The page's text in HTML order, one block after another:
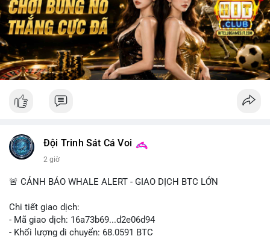
Đội Trinh Sát Cá Voi
2 giờ
🚨 CẢNH BÁO WHALE ALERT - GIAO DỊCH BTC LỚN
Chi tiết giao dịch:
- Mã giao dịch: 16a73b69...d2e06d94
- Khối lượng di chuyển: 68.0591 BTC